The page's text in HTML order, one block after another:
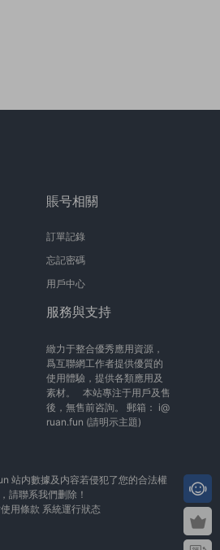
賬号相關
訂單記錄
忘記密碼
用戶中心
服務與支持
緻力于整合優秀應用資源，
爲互聯網工作者提供優質的
使用體驗，提供各類應用及
素材。 本站專注于用戶及售
後，無售前咨詢。 郵箱： i@
ruan.fun (請明示主題)
站内數據及内容若侵犯了您的合法權
請聯系我們删除！
用條款 系統運行狀态